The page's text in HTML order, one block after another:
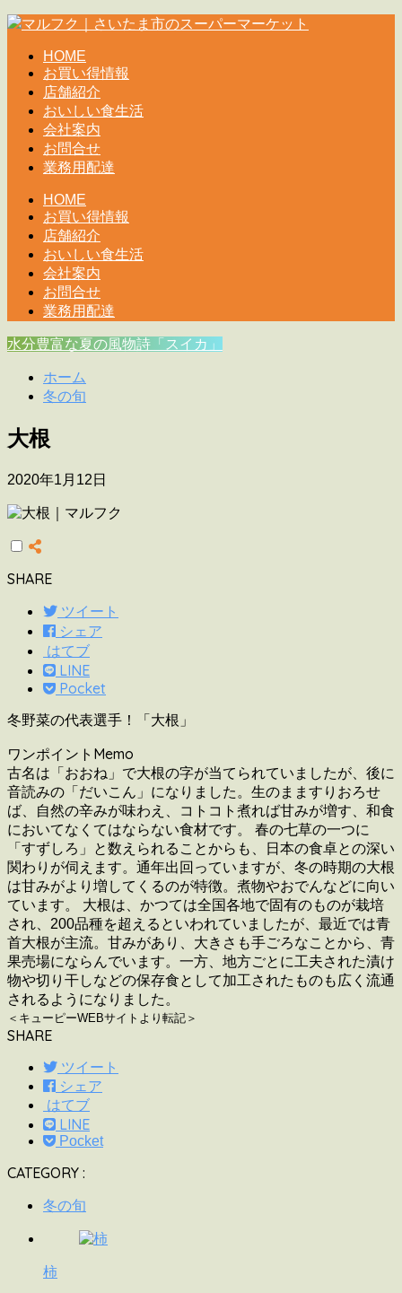
HOME
お買い得情報
店舗紹介
おいしい食生活
会社案内
お問合せ
業務用配達
HOME
お買い得情報
店舗紹介
おいしい食生活
会社案内
お問合せ
業務用配達
水分豊富な夏の風物詩「スイカ」
ホーム
冬の旬
大根
2020年1月12日
SHARE
ツイート
シェア
はてブ
LINE
Pocket
冬野菜の代表選手！「大根」
ワンポイントMemo
古名は「おおね」で大根の字が当てられていましたが、後に
音読みの「だいこん」になりました。生のまますりおろせ
ば、自然の辛みが味わえ、コトコト煮れば甘みが増す、和食
においてなくてはならない食材です。 春の七草の一つに
「すずしろ」と数えられることからも、日本の食卓との深い
関わりが伺えます。通年出回っていますが、冬の時期の大根
は甘みがより増してくるのが特徴。煮物やおでんなどに向い
ています。 大根は、かつては全国各地で固有のものが栽培
され、200品種を超えるといわれていましたが、最近では青
首大根が主流。甘みがあり、大きさも手ごろなことから、青
果売場にならんでいます。一方、地方ごとに工夫された漬け
物や切り干しなどの保存食として加工されたものも広く流通
されるようになりました。
＜キューピーWEBサイトより転記＞
SHARE
ツイート
シェア
はてブ
LINE
Pocket
CATEGORY :
冬の旬
柿